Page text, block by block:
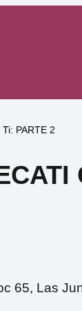
PARTE 2
65, Las